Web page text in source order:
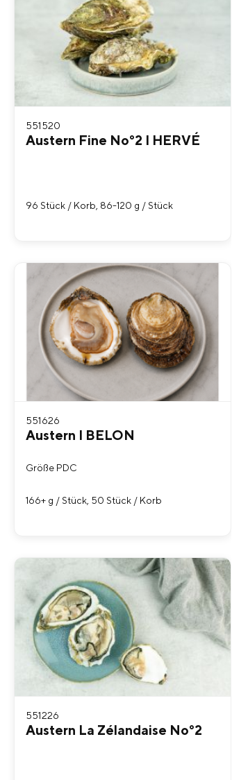
551520
Austern Fine No°2 I HERVÉ
96 Stück / Korb, 86-120 g / Stück
551626
Austern I BELON
Größe PDC
166+ g / Stück, 50 Stück / Korb
551226
Austern La Zélandaise No°2